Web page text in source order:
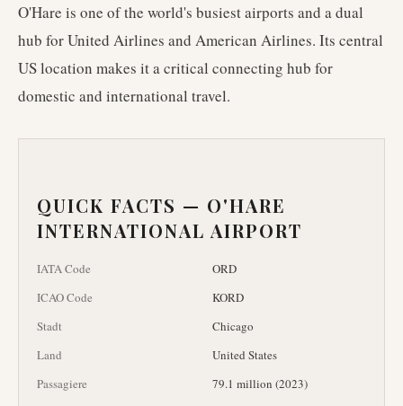
O'Hare is one of the world's busiest airports and a dual
hub for United Airlines and American Airlines. Its central
US location makes it a critical connecting hub for
domestic and international travel.
QUICK FACTS — O'HARE
INTERNATIONAL AIRPORT
IATA Code
ORD
ICAO Code
KORD
Stadt
Chicago
Land
United States
Passagiere
79.1 million (2023)